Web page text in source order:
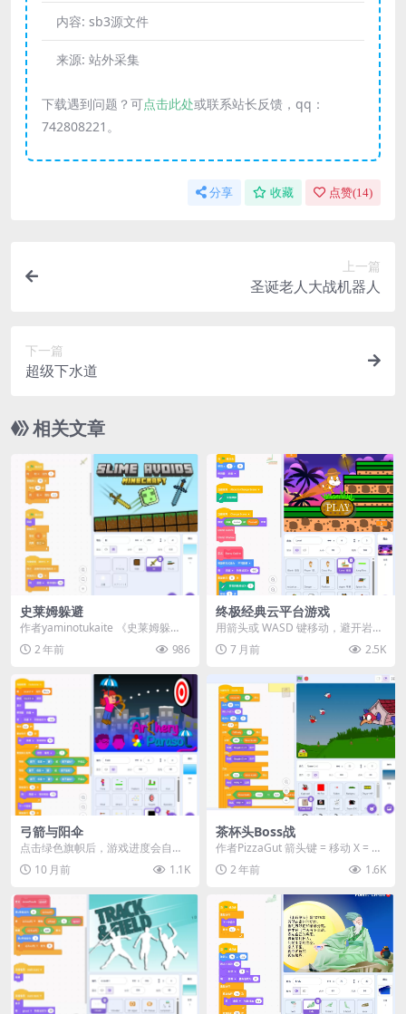
内容: sb3源文件
来源: 站外采集
下载遇到问题？可点击此处或联系站长反馈，qq：
742808221。
分享 收藏 点赞(14)
上一篇
圣诞老人大战机器人
下一篇
超级下水道
相关文章
史莱姆躲避
作者yaminotukaite 《史莱姆躲
避》是一款简单有趣的反应类游
戏，玩家需...
2 年前 986
终极经典云平台游戏
用箭头或 WASD 键移动，避开岩浆
和尖刺，你可以跳跃时间（三级
跳）7 月前 2.5K
弓箭与阳伞
点击绿色旗帜后，游戏进度会自动
保存，可在标题画面查看保存代
码。按任意键继续剧情。...
10 月前 1.1K
茶杯头Boss战
作者PizzaGut 箭头键 = 移动 X = 射
击 或 长按进行快速射击 C ...
2 年前 1.6K